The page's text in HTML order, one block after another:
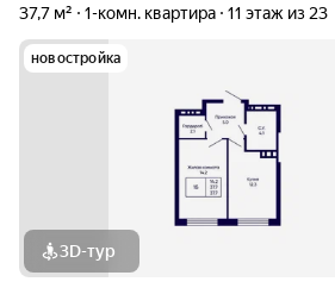
37,7 м²
1-комн. квартира 11 этаж из 23
новостройка
3D-тур